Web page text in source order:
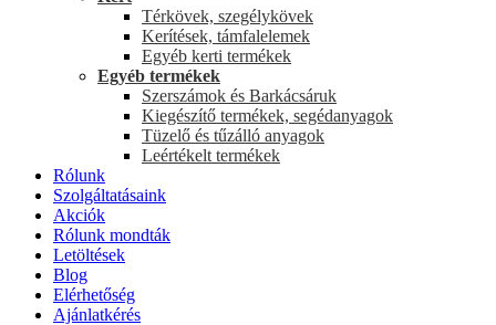
Térkövek, szegélykövek
Kerítések, támfalelemek
Egyéb kerti termékek
Egyéb termékek
Szerszámok és Barkácsáruk
Kiegészítő termékek, segédanyagok
Tüzelő és tűzálló anyagok
Leértékelt termékek
Rólunk
Szolgáltatásaink
Akciók
Rólunk mondták
Letöltések
Blog
Elérhetőség
Ajánlatkérés